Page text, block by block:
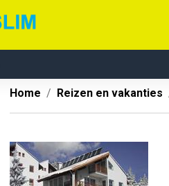
Home Reizen en vakanties